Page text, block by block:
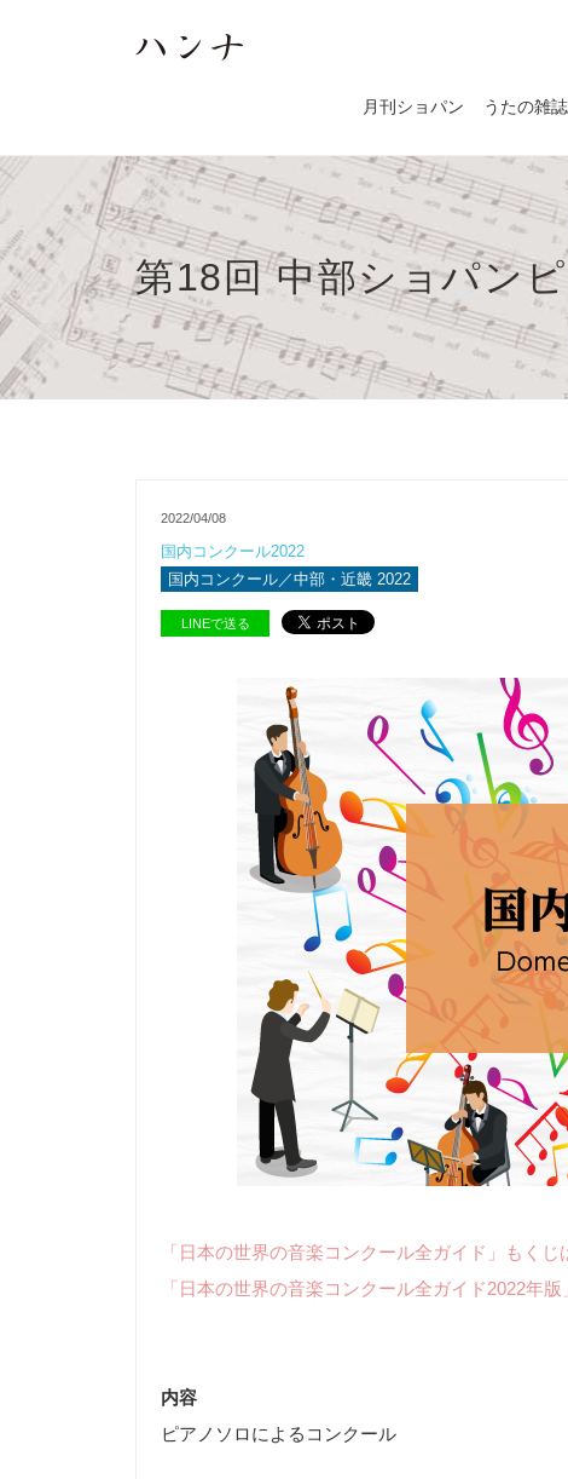
月刊ショパン うたの雑
第18回 中部ショパン
2022/04/08
国内コンクール2022
国内コンクール／中部・近畿 2022
LINEで送る
「日本の世界の音楽コンクール全ガイド」もくじ
「日本の世界の音楽コンクール全ガイド2022年
内容
ピアノソロによるコンクール